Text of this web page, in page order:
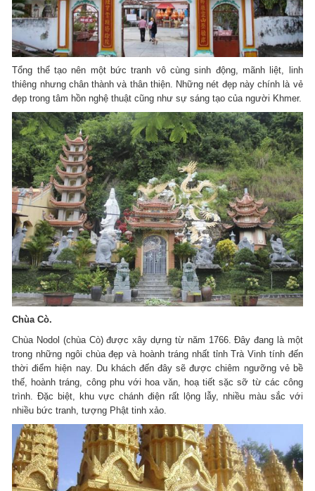
Tổng thể tạo nên một bức tranh vô cùng sinh động, mãnh liệt, linh
thiêng nhưng chân thành và thân thiện. Những nét đẹp này chính là vẻ
đẹp trong tâm hồn nghệ thuật cũng như sự sáng tạo của người Khmer.
Chùa Cò.
Chùa Nodol (chùa Cò) được xây dựng từ năm 1766. Đây đang là một
trong những ngôi chùa đẹp và hoành tráng nhất tỉnh Trà Vinh tính đến
thời điểm hiện nay. Du khách đến đây sẽ được chiêm ngưỡng vẻ bề
thế, hoành tráng, công phu với hoa văn, hoạ tiết sặc sỡ từ các công
trình. Đặc biệt, khu vực chánh điện rất lộng lẫy, nhiều màu sắc với
nhiều bức tranh, tượng Phật tinh xảo.